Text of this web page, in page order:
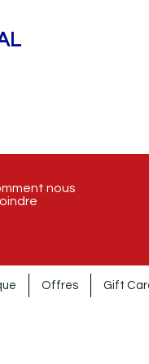
nous
Offres Gift